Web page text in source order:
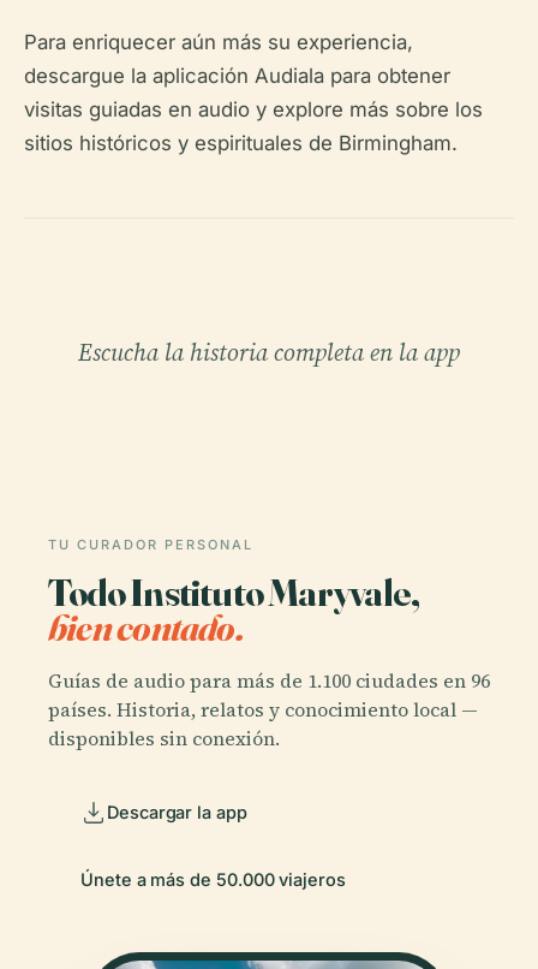
Para enriquecer aún más su experiencia,
descargue la aplicación Audiala para obtener
visitas guiadas en audio y explore más sobre los
sitios históricos y espirituales de Birmingham.
Escucha la historia completa en la app
TU CURADOR PERSONAL
Todo Instituto Maryvale,
bien contado.
Guías de audio para más de 1.100 ciudades en 96
países. Historia, relatos y conocimiento local —
disponibles sin conexión.
Descargar la app
Únete a más de 50.000 viajeros